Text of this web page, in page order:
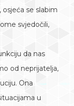
se slabim
svjedočili,
da nas
od neprijatelja,
Ona
u